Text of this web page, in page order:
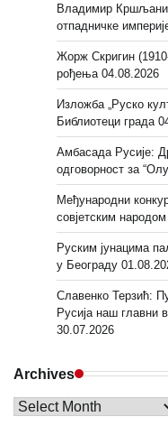
Владимир
отпадничке
Жорж Скригин
рођења 04.08.2026
Изложба „Руско
Библиотеци града
Амбасада Русије:
одговорност за
Међународни
совјетским
Руским јунацима
у Београду
Славенко Терзић:
Русија наш главни
30.07.2026
Archives
Archives